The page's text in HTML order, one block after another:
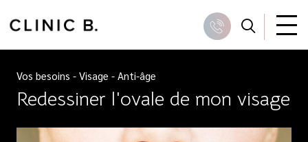
to
Appeler
Vos besoins - Visage - Anti-âge
Redessiner l'ovale de mon visage